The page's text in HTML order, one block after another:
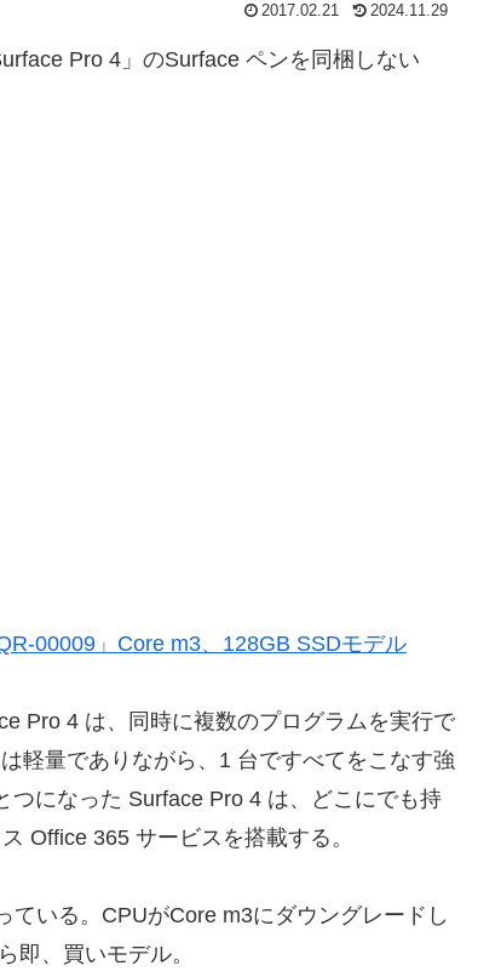
2017.02.21 2024.11.29
Pro 4」のSurface ペンを同梱しない
00009」Core m3、128GB SSDモデル
Pro 4 は、同時に複数のプログラムを実行で
軽量でありながら、1 台ですべてをこなす強
になった Surface Pro 4 は、どこにでも持
Office 365 サービスを搭載する。
いる。CPUがCore m3にダウングレードし
即、買いモデル。